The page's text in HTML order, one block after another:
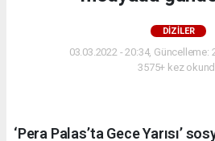
DİZİLER
03.03.2022 - 20:34, Güncelleme:
3575+ kez
‘Pera Palas’ta Gece Yarısı’